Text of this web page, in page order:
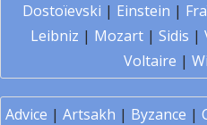
Dostoïevski | Einstein |
Leibniz | Mozart | Sidis |
Voltaire |
Advice | Artsakh | Byzance |